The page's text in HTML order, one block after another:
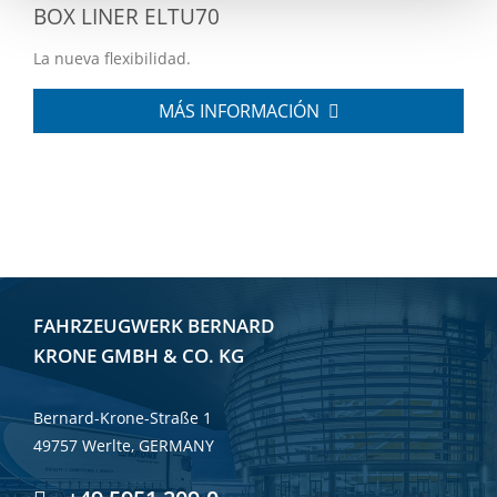
BOX LINER ELTU70
La nueva flexibilidad.
MÁS INFORMACIÓN
FAHRZEUGWERK BERNARD
KRONE GMBH & CO. KG
Bernard-Krone-Straße 1
49757 Werlte, GERMANY